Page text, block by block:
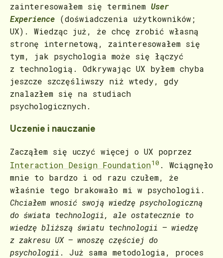
zainteresowałem się terminem User
Experience (doświadczenia użytkowników;
UX). Wiedząc już, że chcę zrobić własną
stronę internetową, zainteresowałem się
tym, jak psychologia może się łączyć
z technologią. Odkrywając UX byłem chyba
jeszcze szczęśliwszy niż wtedy, gdy
znalazłem się na studiach
psychologicznych.
Uczenie i nauczanie
Zacząłem się uczyć więcej o UX poprzez
Interaction Design Foundation10 . Wciągnęło
mnie to bardzo i od razu czułem, że
właśnie tego brakowało mi w psychologii.
Chciałem wnosić swoją wiedzę psychologiczną
do świata technologii, ale ostatecznie to
wiedzę bliższą światu technologii – wiedzę
z zakresu UX – wnoszę częściej do
psychologii . Już sama metodologia, proces